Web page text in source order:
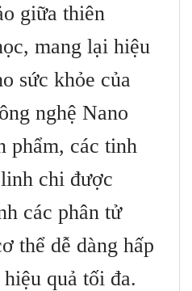
giữa thiên
mang lại hiệu
sức khỏe của
nghệ Nano
phẩm, các tinh
chi được
các phân tử
thể dễ dàng hấp
quả tối đa.